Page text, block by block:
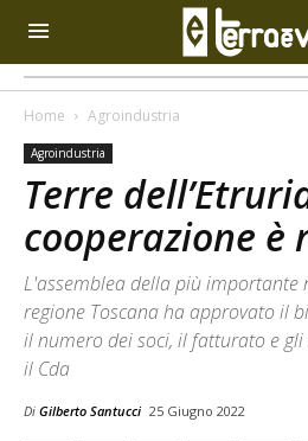
Home Agroindustria
Agroindustria
Terre
cooperazione è
L'assemblea della più importante
regione Toscana ha approvato il
il numero dei soci, il fatturato e
il Cda
Di Gilberto Santucci 25 Giugno 2022